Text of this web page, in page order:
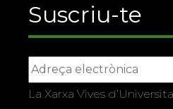
Suscriu-te
La Xarxa Vives